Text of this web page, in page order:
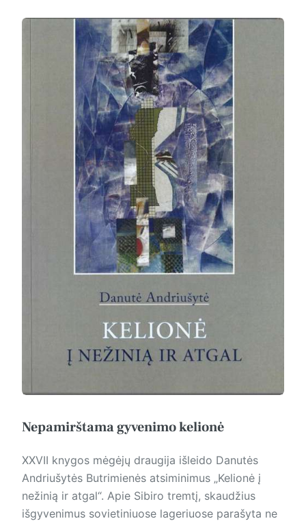
Nepamirštama gyvenimo kelionė
XXVII knygos mėgėjų draugija išleido Danutės
Andriušytės But­ri­mienės atsiminimus „Kelionė į
nežinią ir atgal“. Apie Sibiro tremtį, skaudžius
išgyvenimus sovietiniuose lageriuose parašyta ne